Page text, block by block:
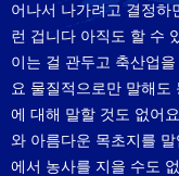
어나서 나가려고 결정하
런 겁니다 아직도 할 수
이는 걸 관두고 축산업
요 물질적으로만 말해
에 대해 말할 것도 없어
와 아름다운 목초지를
에서 농사를 지을 수도